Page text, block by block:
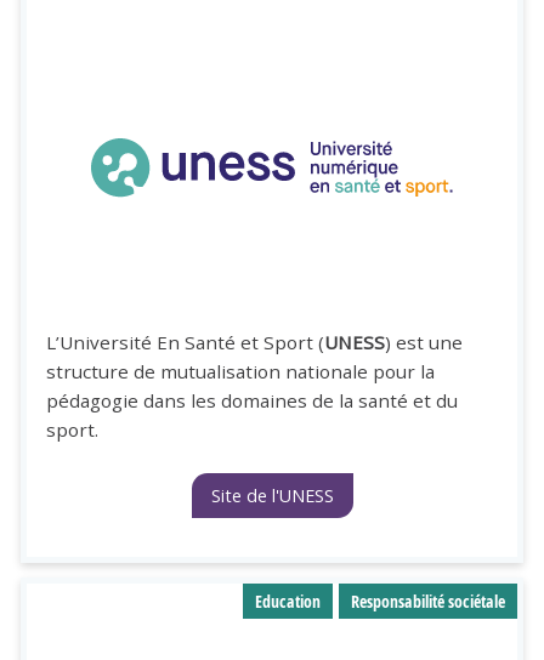
L’Université En Santé et Sport (UNESS) est une
structure de mutualisation nationale pour la
pédagogie dans les domaines de la santé et du
sport.
Site de l'UNESS
Education Responsabilité sociétale